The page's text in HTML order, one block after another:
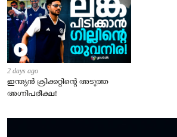
2 days ago
ഇന്ത്യന്‍ ക്രിക്കറ്റിന്റെ അടുത്ത
അഗ്നിപരീക്ഷ!